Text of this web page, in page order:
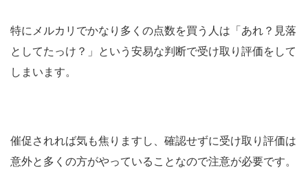
特にメルカリでかなり多くの点数を買う人は「あれ？見落
としてたっけ？」という安易な判断で受け取り評価をして
しまいます。
催促されれば気も焦りますし、確認せずに受け取り評価は
意外と多くの方がやっていることなので注意が必要です。